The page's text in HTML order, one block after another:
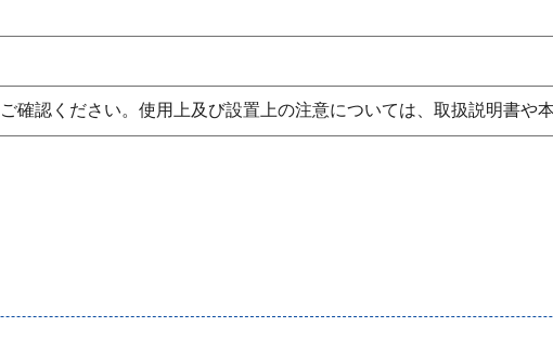
確認ください。使用上及び設置上の注意については、取扱説明書や